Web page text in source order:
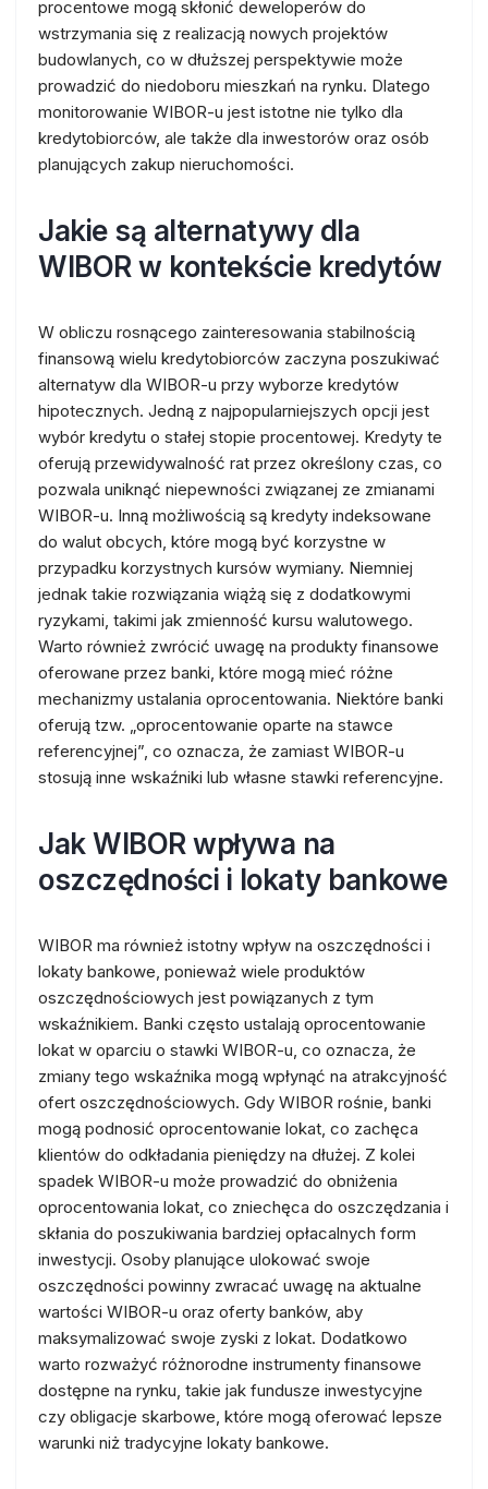
procentowe mogą skłonić deweloperów do
wstrzymania się z realizacją nowych projektów
budowlanych, co w dłuższej perspektywie może
prowadzić do niedoboru mieszkań na rynku. Dlatego
monitorowanie WIBOR-u jest istotne nie tylko dla
kredytobiorców, ale także dla inwestorów oraz osób
planujących zakup nieruchomości.
Jakie są alternatywy dla
WIBOR w kontekście kredytów
W obliczu rosnącego zainteresowania stabilnością
finansową wielu kredytobiorców zaczyna poszukiwać
alternatyw dla WIBOR-u przy wyborze kredytów
hipotecznych. Jedną z najpopularniejszych opcji jest
wybór kredytu o stałej stopie procentowej. Kredyty te
oferują przewidywalność rat przez określony czas, co
pozwala uniknąć niepewności związanej ze zmianami
WIBOR-u. Inną możliwością są kredyty indeksowane
do walut obcych, które mogą być korzystne w
przypadku korzystnych kursów wymiany. Niemniej
jednak takie rozwiązania wiążą się z dodatkowymi
ryzykami, takimi jak zmienność kursu walutowego.
Warto również zwrócić uwagę na produkty finansowe
oferowane przez banki, które mogą mieć różne
mechanizmy ustalania oprocentowania. Niektóre banki
oferują tzw. „oprocentowanie oparte na stawce
referencyjnej”, co oznacza, że zamiast WIBOR-u
stosują inne wskaźniki lub własne stawki referencyjne.
Jak WIBOR wpływa na
oszczędności i lokaty bankowe
WIBOR ma również istotny wpływ na oszczędności i
lokaty bankowe, ponieważ wiele produktów
oszczędnościowych jest powiązanych z tym
wskaźnikiem. Banki często ustalają oprocentowanie
lokat w oparciu o stawki WIBOR-u, co oznacza, że
zmiany tego wskaźnika mogą wpłynąć na atrakcyjność
ofert oszczędnościowych. Gdy WIBOR rośnie, banki
mogą podnosić oprocentowanie lokat, co zachęca
klientów do odkładania pieniędzy na dłużej. Z kolei
spadek WIBOR-u może prowadzić do obniżenia
oprocentowania lokat, co zniechęca do oszczędzania i
skłania do poszukiwania bardziej opłacalnych form
inwestycji. Osoby planujące ulokować swoje
oszczędności powinny zwracać uwagę na aktualne
wartości WIBOR-u oraz oferty banków, aby
maksymalizować swoje zyski z lokat. Dodatkowo
warto rozważyć różnorodne instrumenty finansowe
dostępne na rynku, takie jak fundusze inwestycyjne
czy obligacje skarbowe, które mogą oferować lepsze
warunki niż tradycyjne lokaty bankowe.